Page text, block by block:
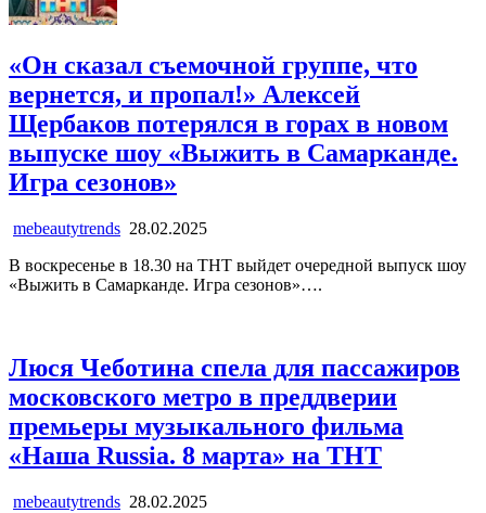
«Он сказал съемочной группе, что
вернется, и пропал!» Алексей
Щербаков потерялся в горах в новом
выпуске шоу «Выжить в Самарканде.
Игра сезонов»
mebeautytrends 28.02.2025
В воскресенье в 18.30 на ТНТ выйдет очередной выпуск шоу
«Выжить в Самарканде. Игра сезонов»….
Люся Чеботина спела для пассажиров
московского метро в преддверии
премьеры музыкального фильма
«Наша Russia. 8 марта» на ТНТ
mebeautytrends 28.02.2025